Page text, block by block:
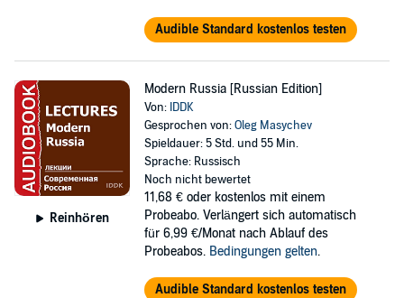
Audible Standard kostenlos testen
Reinhören
Modern Russia [Russian Edition]
Von: IDDK
Gesprochen von:Oleg Masychev
Spieldauer: 5 Std. und 55 Min.
Sprache: Russisch
Noch nicht bewertet
11,68 € oder kostenlos mit einem
Probeabo. Verlängert sich automatisch
für 6,99 €/Monat nach Ablauf des
Probeabos. Bedingungen gelten.
Audible Standard kostenlos testen